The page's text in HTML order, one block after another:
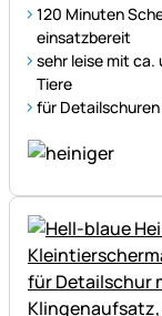
120 Minuten
einsatzbereit
sehr leise mit
Tiere
für